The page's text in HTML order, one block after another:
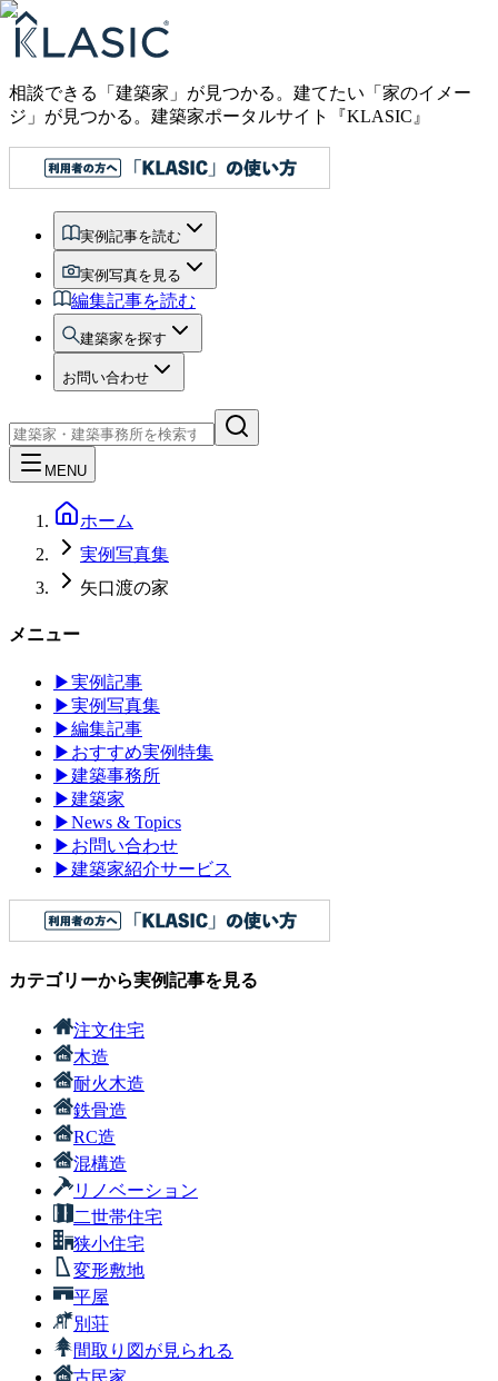
相談できる「建築家」が見つかる。建てたい「家のイメー
ジ」が見つかる。 建築家ポータルサイト『KLASIC』
実例記事を読む
実例写真を見る
編集記事を読む
建築家を探す
お問い合わせ
MENU
ホーム
実例写真集
矢口渡の家
メニュー
▶実例記事
▶実例写真集
▶編集記事
▶ おすすめ実例特集
▶建築事務所
▶建築家
▶News & Topics
▶ お問い合わせ
▶建築家紹介サービス
カテゴリーから実例記事を見る
注文住宅
木造
耐火木造
鉄骨造
RC造
混構造
リノベーション
二世帯住宅
狭小住宅
変形敷地
平屋
別荘
間取り図が見られる
古民家